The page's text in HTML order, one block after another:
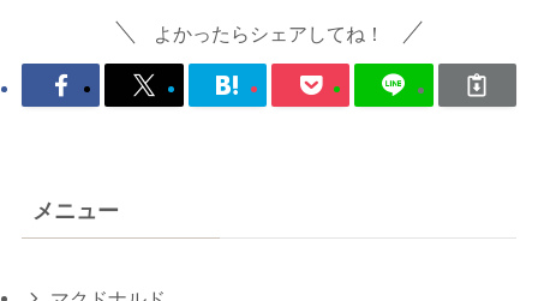
よかったらシェアしてね！
メニュー